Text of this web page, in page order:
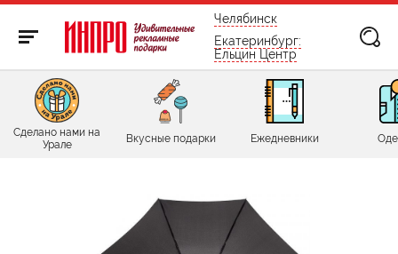
бесплатно по России
Челябинск
Екатеринбург:
Ельцин Центр
Сделано нами на
Урале
Вкусные подарки Ежедневники